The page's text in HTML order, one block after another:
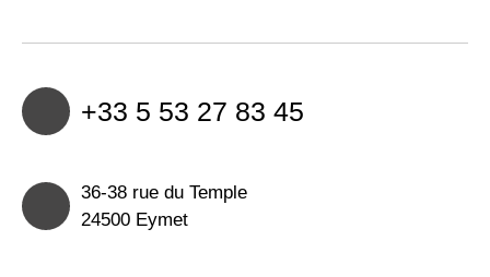
+33 5 53 27 83 45
36-38 rue du Temple
24500 Eymet